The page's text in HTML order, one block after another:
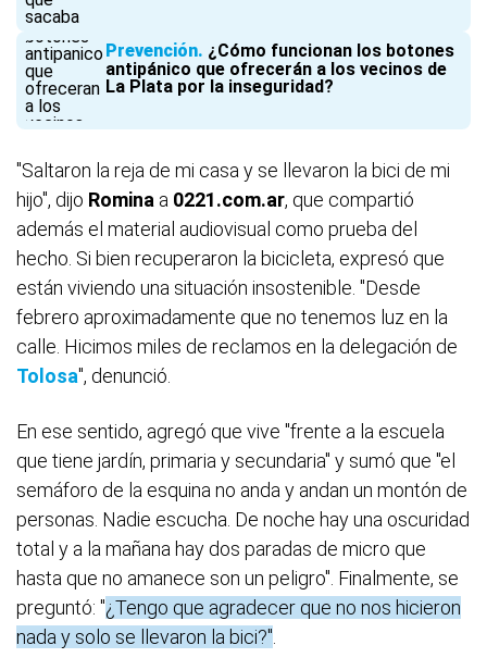
Prevención ¿Cómo funcionan los botones
antipánico que ofrecerán a los vecinos de
La Plata por la inseguridad?
"Saltaron la reja de mi casa y se llevaron la bici de mi
hijo", dijo Romina a 0221.com.ar, que compartió
además el material audiovisual como prueba del
hecho. Si bien recuperaron la bicicleta, expresó que
están viviendo una situación insostenible. "Desde
febrero aproximadamente que no tenemos luz en la
calle. Hicimos miles de reclamos en la delegación de
Tolosa", denunció.
En ese sentido, agregó que vive "frente a la escuela
que tiene jardín, primaria y secundaria" y sumó que "el
semáforo de la esquina no anda y andan un montón de
personas. Nadie escucha. De noche hay una oscuridad
total y a la mañana hay dos paradas de micro que
hasta que no amanece son un peligro". Finalmente, se
preguntó: "¿Tengo que agradecer que no nos hicieron
nada y solo se llevaron la bici?"